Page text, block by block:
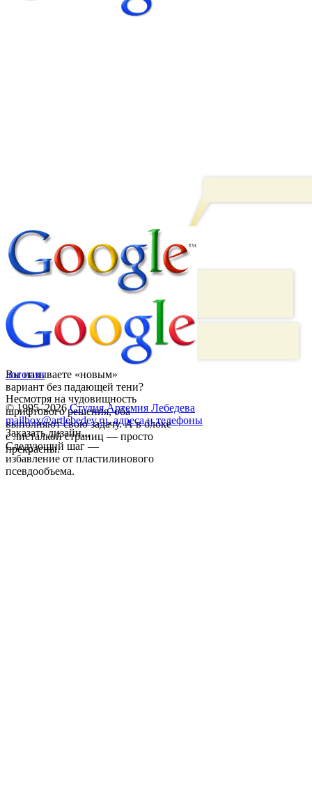
Вы называете «новым»
вариант без падающей тени?
Несмотря на чудовищность
шрифтового решения, оба
выполняют свою задачу. А в блоке
с листалкой страниц — просто
прекрасны.
Следующий шаг —
избавление от пластилинового
псевдообъема.
логотип
© 1995–2026 Студия Артемия Лебедева
mailbox@artlebedev.ru, адреса и телефоны
Заказать дизайн...